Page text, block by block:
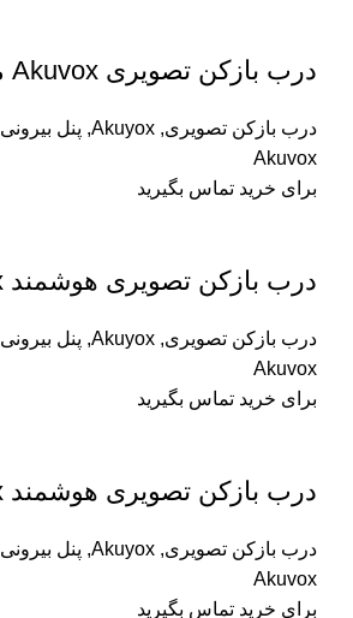
درب بازکن تصویری Akuvox مدل DB01
درب بازکن تصویری,
Akuyox
, پنل بیرونی
Akuvox
برای خرید تماس بگیرید
درب بازکن تصویری هوشمند Akuvox مدل R20A
درب بازکن تصویری,
Akuyox
, پنل بیرونی
Akuvox
برای خرید تماس بگیرید
درب بازکن تصویری هوشمند Akuvox مدل R20B-2
درب بازکن تصویری,
Akuyox
, پنل بیرونی
Akuvox
برای خرید تماس بگیرید